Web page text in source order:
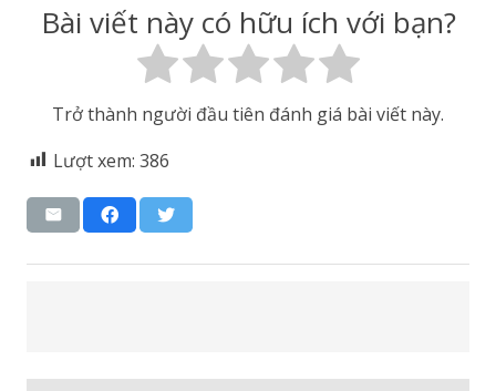
Bài viết này có hữu ích với bạn?
Trở thành người đầu tiên đánh giá bài viết này.
Lượt xem: 386